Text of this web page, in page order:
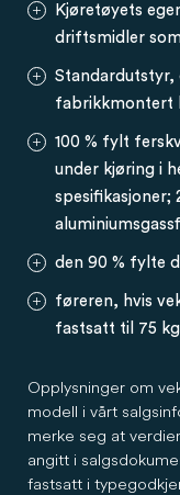
Kjøretøyets
driftsmidler
Standardutstyr,
fabrikkmontert
100 % fylt
under kjøring i
spesifikasjoner;
den 90 % fylte
føreren, hvis
fastsatt til 75
Opplysninger om
modell i vårt
merke seg at
angitt i
fastsatt i